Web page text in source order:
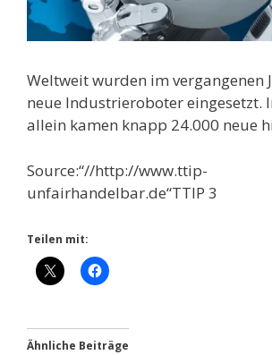
Weltweit wurden im vergangenen
neue Industrieroboter eingesetzt.
allein kamen knapp 24.000 neue
Source:“//http://www.ttip-
unfairhandelbar.de“TTIP 3
Teilen mit:
Ähnliche Beiträge